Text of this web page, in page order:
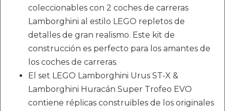
coleccionables con 2 coches de carreras
Lamborghini al estilo LEGO repletos de
detalles de gran realismo. Este kit de
construcción es perfecto para los amantes de
los coches de carreras.
El set LEGO Lamborghini Urus ST-X &
Lamborghini Huracán Super Trofeo EVO
contiene réplicas construibles de los originales